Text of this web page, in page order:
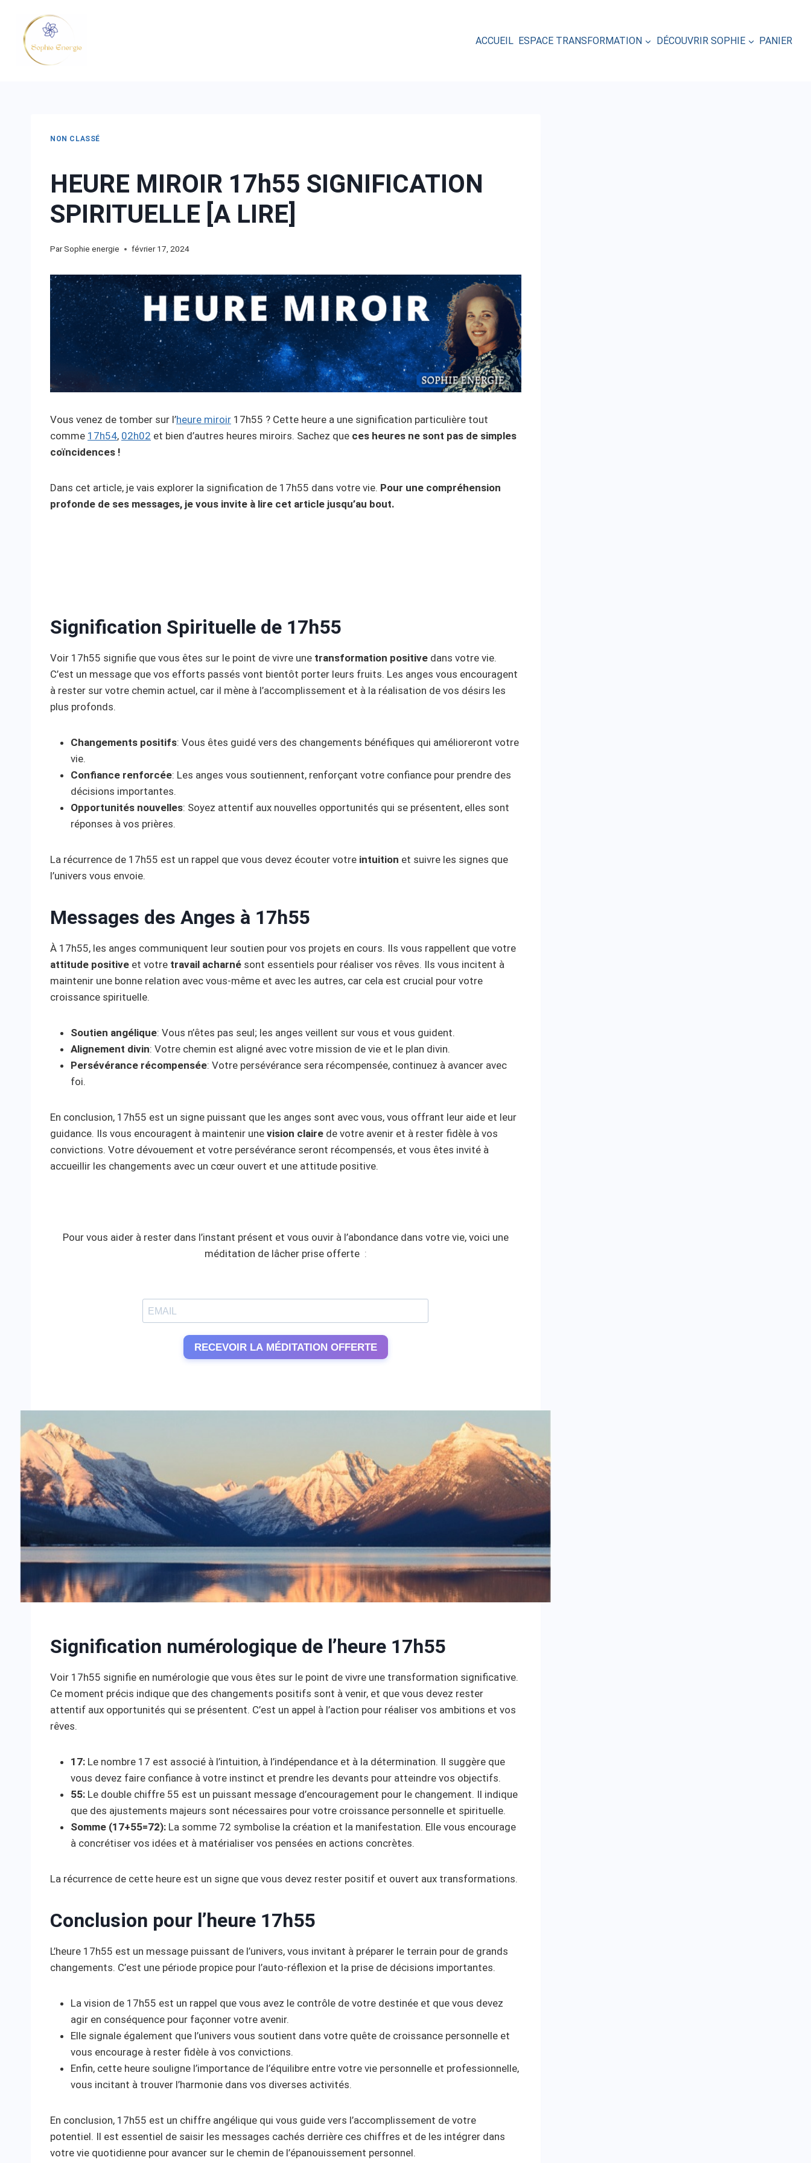
ACCUEIL ESPACE TRANSFORMATION DÉCOUVRIR SOPHIE PANIER
NON CLASSÉ
HEURE MIROIR 17h55 SIGNIFICATION
SPIRITUELLE [A LIRE]
ParSophie energie février 17, 2024
Vous venez de tomber sur l’heure miroir 17h55 ? Cette heure a une signification particulière tout
comme 17h54, 02h02 et bien d’autres heures miroirs. Sachez que ces heures ne sont pas de simples
coïncidences !
Dans cet article, je vais explorer la signification de 17h55 dans votre vie. Pour une compréhension
profonde de ses messages, je vous invite à lire cet article jusqu’au bout.
Signification Spirituelle de 17h55
Voir 17h55 signifie que vous êtes sur le point de vivre une transformation positive dans votre vie.
C’est un message que vos efforts passés vont bientôt porter leurs fruits. Les anges vous encouragent
à rester sur votre chemin actuel, car il mène à l’accomplissement et à la réalisation de vos désirs les
plus profonds.
Changements positifs: Vous êtes guidé vers des changements bénéfiques qui amélioreront votre
vie.
Confiance renforcée: Les anges vous soutiennent, renforçant votre confiance pour prendre des
décisions importantes.
Opportunités nouvelles: Soyez attentif aux nouvelles opportunités qui se présentent, elles sont
réponses à vos prières.
La récurrence de 17h55 est un rappel que vous devez écouter votre intuition et suivre les signes que
l’univers vous envoie.
Messages des Anges à 17h55
À 17h55, les anges communiquent leur soutien pour vos projets en cours. Ils vous rappellent que votre
attitude positive et votre travail acharné sont essentiels pour réaliser vos rêves. Ils vous incitent à
maintenir une bonne relation avec vous-même et avec les autres, car cela est crucial pour votre
croissance spirituelle.
Soutien angélique: Vous n’êtes pas seul; les anges veillent sur vous et vous guident.
Alignement divin: Votre chemin est aligné avec votre mission de vie et le plan divin.
Persévérance récompensée: Votre persévérance sera récompensée, continuez à avancer avec
foi.
En conclusion, 17h55 est un signe puissant que les anges sont avec vous, vous offrant leur aide et leur
guidance. Ils vous encouragent à maintenir une vision claire de votre avenir et à rester fidèle à vos
convictions. Votre dévouement et votre persévérance seront récompensés, et vous êtes invité à
accueillir les changements avec un cœur ouvert et une attitude positive.
Pour vous aider à rester dans l’instant présent et vous ouvir à l’abondance dans votre vie, voici une
méditation de lâcher prise offerte :
RECEVOIR LA MÉDITATION OFFERTE
Signification numérologique de l’heure 17h55
Voir 17h55 signifie en numérologie que vous êtes sur le point de vivre une transformation significative.
Ce moment précis indique que des changements positifs sont à venir, et que vous devez rester
attentif aux opportunités qui se présentent. C’est un appel à l’action pour réaliser vos ambitions et vos
rêves.
17: Le nombre 17 est associé à l’intuition, à l’indépendance et à la détermination. Il suggère que
vous devez faire confiance à votre instinct et prendre les devants pour atteindre vos objectifs.
55: Le double chiffre 55 est un puissant message d’encouragement pour le changement. Il indique
que des ajustements majeurs sont nécessaires pour votre croissance personnelle et spirituelle.
Somme (17+55=72): La somme 72 symbolise la création et la manifestation. Elle vous encourage
à concrétiser vos idées et à matérialiser vos pensées en actions concrètes.
La récurrence de cette heure est un signe que vous devez rester positif et ouvert aux transformations.
Conclusion pour l’heure 17h55
L’heure 17h55 est un message puissant de l’univers, vous invitant à préparer le terrain pour de grands
changements. C’est une période propice pour l’auto-réflexion et la prise de décisions importantes.
La vision de 17h55 est un rappel que vous avez le contrôle de votre destinée et que vous devez
agir en conséquence pour façonner votre avenir.
Elle signale également que l’univers vous soutient dans votre quête de croissance personnelle et
vous encourage à rester fidèle à vos convictions.
Enfin, cette heure souligne l’importance de l’équilibre entre votre vie personnelle et professionnelle,
vous incitant à trouver l’harmonie dans vos diverses activités.
En conclusion, 17h55 est un chiffre angélique qui vous guide vers l’accomplissement de votre
potentiel. Il est essentiel de saisir les messages cachés derrière ces chiffres et de les intégrer dans
votre vie quotidienne pour avancer sur le chemin de l’épanouissement personnel.